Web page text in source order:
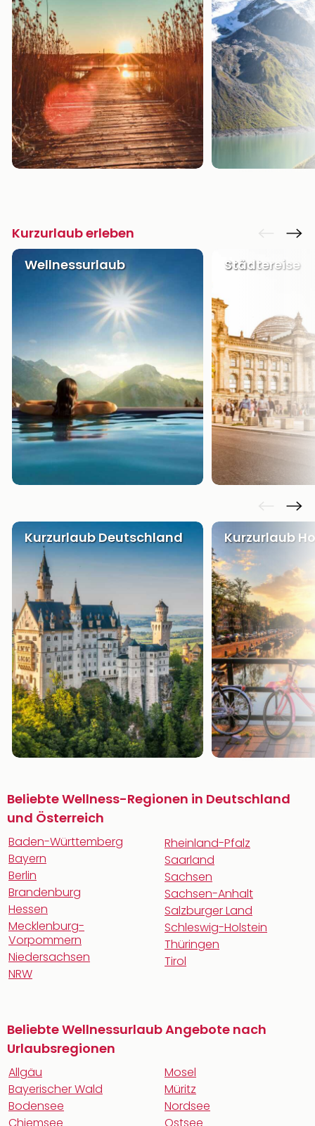
Kurzurlaub erleben
Wellnessurlaub
Städtereise
Kurzurlaub Deutschland Kurzurlaub
Beliebte Wellness-Regionen in Deutschland
und Österreich
Baden-Württemberg
Bayern
Berlin
Brandenburg
Hessen
Mecklenburg-
Vorpommern
Niedersachsen
NRW
Rheinland-Pfalz
Saarland
Sachsen
Sachsen-Anhalt
Salzburger Land
Schleswig-Holstein
Thüringen
Tirol
Beliebte Wellnessurlaub Angebote nach
Urlaubsregionen
Allgäu
Bayerischer Wald
Bodensee
Mosel
Müritz
Nordsee